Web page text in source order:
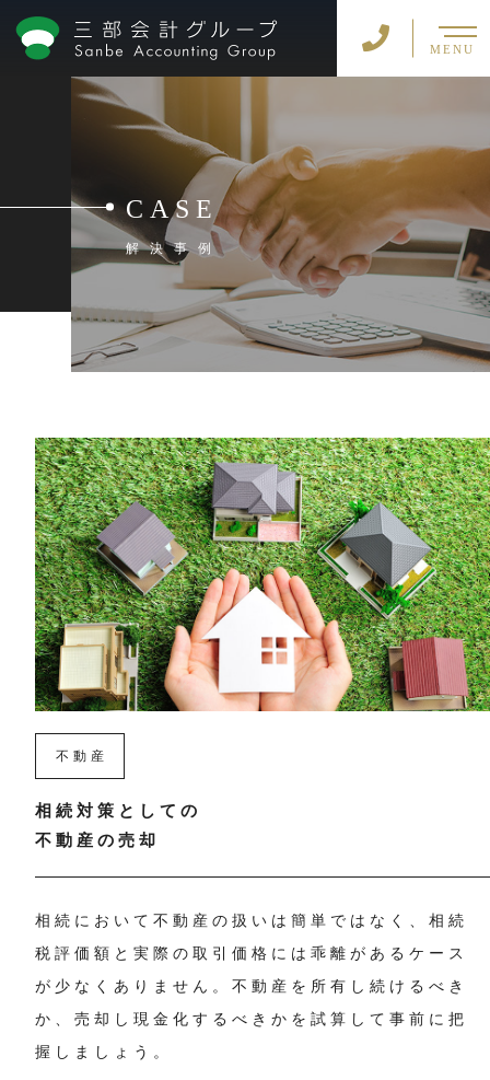
MENU
CASE
解決事例
不動産
相続対策としての
不動産の売却
相続において不動産の扱いは簡単ではなく、相続
税評価額と実際の取引価格には乖離があるケース
が少なくありません。不動産を所有し続けるべき
か、売却し現金化するべきかを試算して事前に把
握しましょう。